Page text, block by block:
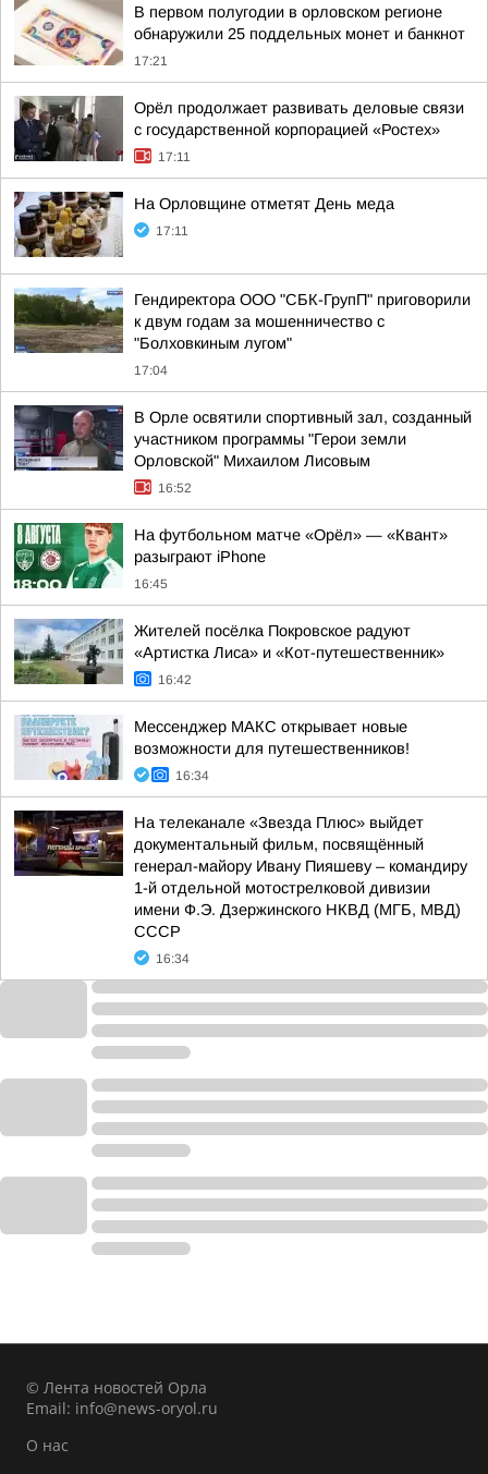
В первом полугодии в орловском регионе
обнаружили 25 поддельных монет и банкнот
17:21
Орёл продолжает развивать деловые связи
с государственной корпорацией «Ростех»
17:11
На Орловщине отметят День меда
17:11
Гендиректора ООО "СБК-ГрупП" приговорили
к двум годам за мошенничество с
"Болховкиным лугом"
17:04
В Орле освятили спортивный зал, созданный
участником программы "Герои земли
Орловской" Михаилом Лисовым
16:52
На футбольном матче «Орёл» — «Квант»
разыграют iPhone
16:45
Жителей посёлка Покровское радуют
«Артистка Лиса» и «Кот-путешественник»
16:42
Мессенджер МАКС открывает новые
возможности для путешественников!
16:34
На телеканале «Звезда Плюс» выйдет
документальный фильм, посвящённый
генерал-майору Ивану Пияшеву – командиру
1-й отдельной мотострелковой дивизии
имени Ф.Э. Дзержинского НКВД (МГБ, МВД)
СССР
16:34
© Лента новостей Орла
Email: info@news-oryol.ru
О нас